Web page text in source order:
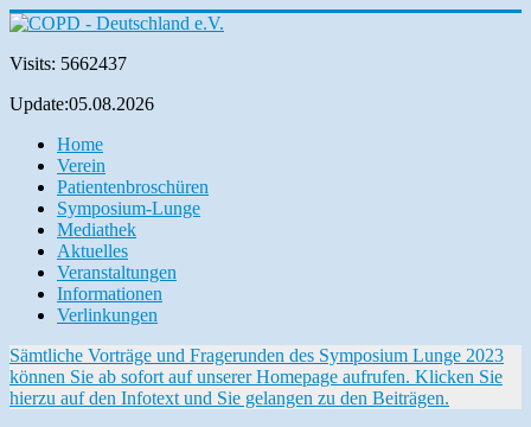
Visits: 5662437
Update:05.08.2026
Home
Verein
Patientenbroschüren
Symposium-Lunge
Mediathek
Aktuelles
Veranstaltungen
Informationen
Verlinkungen
Sämtliche Vorträge und Fragerunden des Symposium Lunge 2023
können Sie ab sofort auf unserer Homepage aufrufen. Klicken Sie
hierzu auf den Infotext und Sie gelangen zu den Beiträgen.